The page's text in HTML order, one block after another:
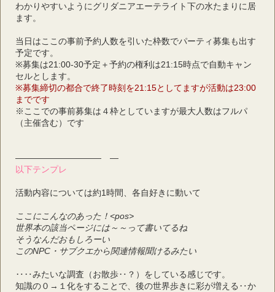
わかりやすいようにグリダニアエーテライト下の水たまりに居
ます。
当日はここの事前予約人数を引いた枠数でパーティ募集も出す
予定です。
※募集は21:00-30予定＋予約の権利は21:15時点で自動キャン
セルとします。
※募集締切の都合で終了時刻を21:15としてますが活動は23:00
までです
※ここでの事前募集は４枠としていますが最大人数はフルパ
（主催含む）です
――――――――――　―
以下テンプレ
活動内容については約1時間、各自好きに動いて
ここにこんなのあった！<pos>
世界本の該当ページには～～って書いてるね
そうなんだおもしろーい
このNPC・サブクエから関連情報聞けるみたい
‥‥みたいな調査（お散歩‥？）をしている感じです。
知識の０→１化をすることで、後の世界歩きに彩が増える‥か